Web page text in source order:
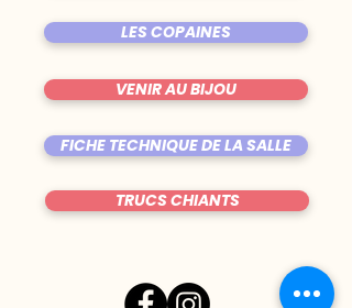
LES COPAINES
VENIR AU BIJOU
FICHE TECHNIQUE DE LA SALLE
TRUCS CHIANTS